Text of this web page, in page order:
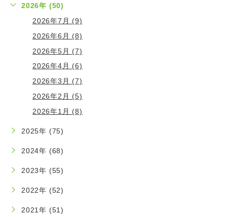
2026年 (50)
2026年7月 (9)
2026年6月 (8)
2026年5月 (7)
2026年4月 (6)
2026年3月 (7)
2026年2月 (5)
2026年1月 (8)
2025年 (75)
2024年 (68)
2023年 (55)
2022年 (52)
2021年 (51)